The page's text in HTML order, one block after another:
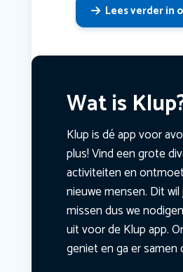
Lees verder in
Wat is
Klup is dé app voor
plus! Vind een grote
activiteiten en
nieuwe mensen. Dit
missen dus we
uit voor de Klup app.
geniet en ga er samen